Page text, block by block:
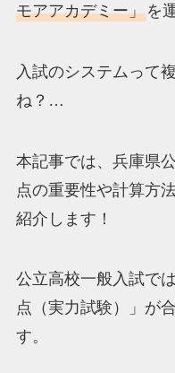
モアアカデミー」を
入試のシステムって
ね？…
本記事では、兵庫県
点の重要性や計算方
紹介します！
公立高校一般入試で
点（実力試験）」が
す。